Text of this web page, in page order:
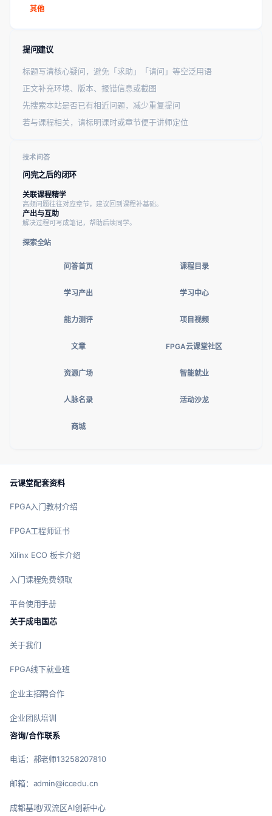
其他
提问建议
标题写清核心疑问，避免「求助」「请问」等空泛用语
正文补充环境、版本、报错信息或截图
先搜索本站是否已有相近问题，减少重复提问
若与课程相关，请标明课时或章节便于讲师定位
技术问答
问完之后的闭环
关联课程精学
高频问题往往对应章节，建议回到课程补基础。
产出与互助
解决过程可写成笔记，帮助后续同学。
探索全站
问答首页 课程目录
学习产出 学习中心
能力测评 项目视频
文章 FPGA云课堂社区
资源广场 智能就业
人脉名录 活动沙龙
商城
云课堂配套资料
FPGA入门教材介绍
FPGA工程师证书
Xilinx ECO 板卡介绍
入门课程免费领取
平台使用手册
关于成电国芯
关于我们
FPGA线下就业班
企业主招聘合作
企业团队培训
咨询/合作联系
电话：郝老师13258207810
邮箱：admin@iccedu.cn
成都基地/双流区AI创新中心